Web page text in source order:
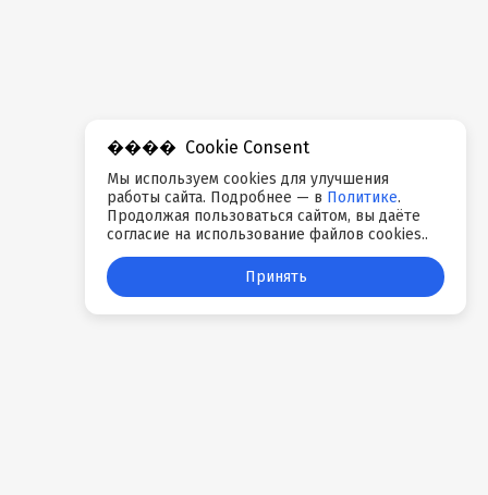
Cookie Consent
Мы используем cookies для улучшения
работы сайта. Подробнее — в Политике.
Продолжая пользоваться сайтом, вы даёте
согласие на использование файлов cookies..
Принять